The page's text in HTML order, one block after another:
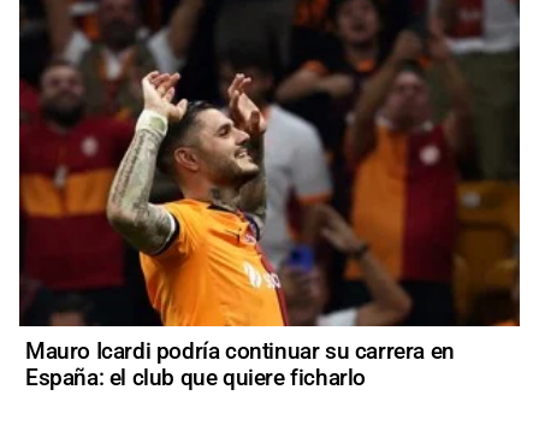
Mauro Icardi podría continuar su carrera en
España: el club que quiere ficharlo